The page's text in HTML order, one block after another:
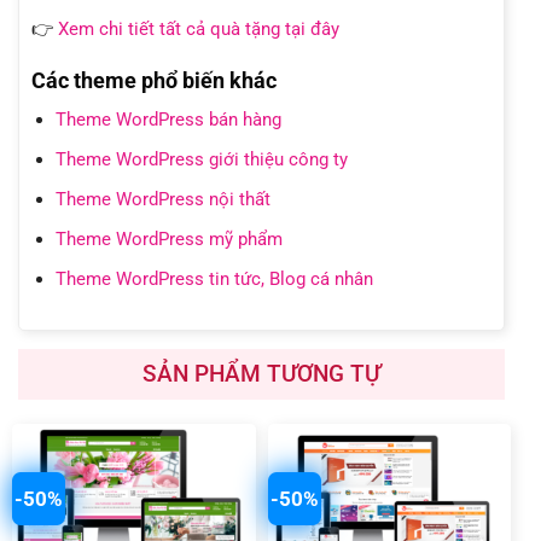
👉 Xem chi tiết tất cả quà tặng tại đây
Các theme phổ biến khác
Theme WordPress bán hàng
Theme WordPress giới thiệu công ty
Theme WordPress nội thất
Theme WordPress mỹ phẩm
Theme WordPress tin tức, Blog cá nhân
SẢN PHẨM TƯƠNG TỰ
-50% -50%